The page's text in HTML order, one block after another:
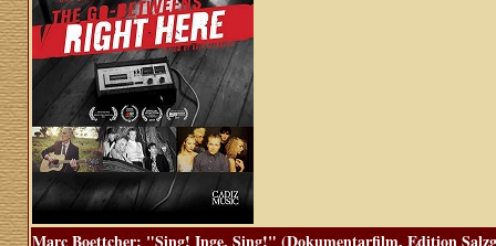
Marc Boettcher: "Sing! Inge, Sing!" (Dokumentarfilm, Edition